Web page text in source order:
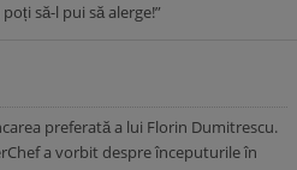
să-l pui să alerge!”
preferată a lui Florin Dumitrescu.
a vorbit despre începuturile în